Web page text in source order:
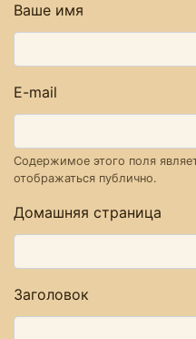
Ваше имя
E-mail
Содержимое этого поля
отображаться публично.
Домашняя страница
Заголовок